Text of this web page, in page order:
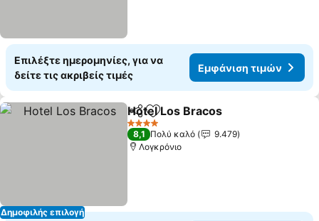
Επιλέξτε ημερομηνίες, για να
δείτε τις ακριβείς τιμές
Εμφάνιση τιμών
Δημοφιλής επιλογή
Κοινοποίηση
Προσθήκη στα αγαπημένα
Hotel Los Bracos
4 Αστέρια
8,1 Πολύ καλό
9.479
Λογκρόνιο